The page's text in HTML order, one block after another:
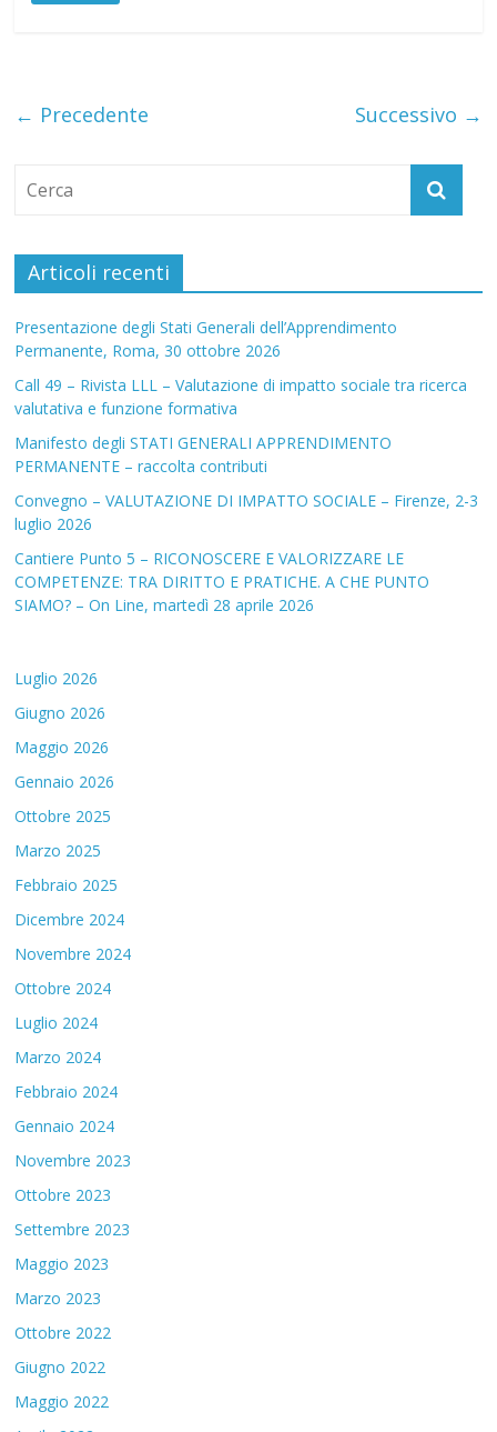
← Precedente Successivo →
Articoli recenti
Presentazione degli Stati Generali dell’Apprendimento
Permanente, Roma, 30 ottobre 2026
Call 49 – Rivista LLL – Valutazione di impatto sociale tra ricerca
valutativa e funzione formativa
Manifesto degli STATI GENERALI APPRENDIMENTO
PERMANENTE – raccolta contributi
Convegno – VALUTAZIONE DI IMPATTO SOCIALE – Firenze, 2-3
luglio 2026
Cantiere Punto 5 – RICONOSCERE E VALORIZZARE LE
COMPETENZE: TRA DIRITTO E PRATICHE. A CHE PUNTO
SIAMO? – On Line, martedì 28 aprile 2026
Luglio 2026
Giugno 2026
Maggio 2026
Gennaio 2026
Ottobre 2025
Marzo 2025
Febbraio 2025
Dicembre 2024
Novembre 2024
Ottobre 2024
Luglio 2024
Marzo 2024
Febbraio 2024
Gennaio 2024
Novembre 2023
Ottobre 2023
Settembre 2023
Maggio 2023
Marzo 2023
Ottobre 2022
Giugno 2022
Maggio 2022